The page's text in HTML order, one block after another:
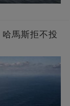
馬斯拒不投